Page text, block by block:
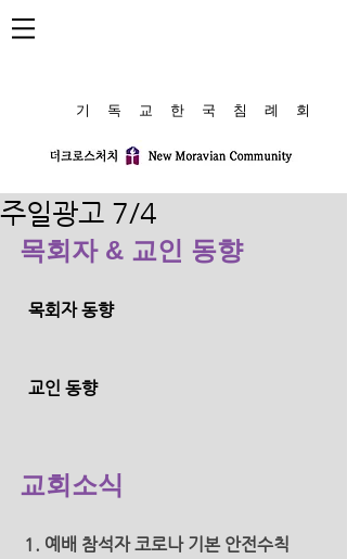
​기 독 교 한 국 침 례 회
주일광고 7/4
목회자 & 교인 동향
  목회자 동향
  교인 동향
교회소식
1. 예배 참석자 코로나 기본 안전수칙